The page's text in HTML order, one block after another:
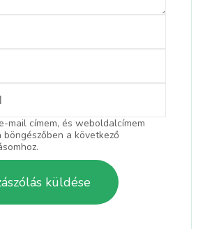
mail címem, és weboldalcímem
böngészőben a következő